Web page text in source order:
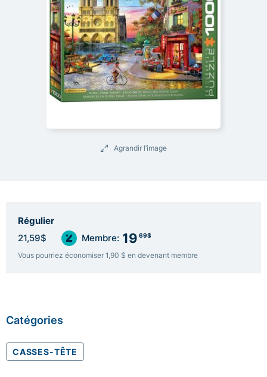
Agrandir l’image
Régulier
21,59$ Membre: 19 69$
Vous pourriez économiser 1,90 $ en devenant membre
Catégories
CASSES-TÊTE